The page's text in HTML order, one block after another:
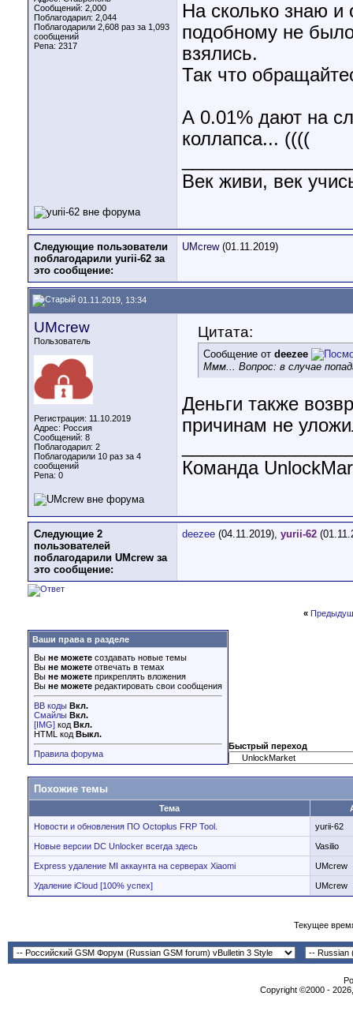
Сообщений: 2,000
Поблагодарил: 2,044
Поблагодарили 2,608 раз за 1,093
сообщений
Репа: 2317
На сколько знаю и
подобному не
взялись.
Так что
А 0.01% дают на
коллапса... ((((
Век живи, век
Следующие пользователи
поблагодарили yurii-62 за
это сообщение:
UMcrew(01.11.2019)
01.11.2019, 13:34
UMcrew
Пользователь
Регистрация: 11.10.2019
Адрес: Россия
Сообщений: 8
Поблагодарил: 2
Поблагодарили 10 раз за 4
сообщений
Репа: 0
Цитата:
Сообщение от deezee
Ммм... Вопрос: в случае
Деньги также
причинам не
Команда
Следующие 2
пользователей
поблагодарили UMcrew за
это сообщение:
deezee (04.11.2019), yurii-62
«
Ваши права в разделе
Вы не можете создавать новые темы
Вы не можете отвечать в темах
Вы не можете прикреплять вложения
Вы не можете редактировать свои сообщения
BB коды Вкл.
Смайлы Вкл.
[IMG] код Вкл.
HTML код Выкл.
Правила форума
Быстрый переход
Похожие темы
Тема
Новости и обновления ПО Octoplus FRP Tool.
yurii-62
Новые версии DC Unlocker всегда здесь Vasilio
Express удаление MI аккаунта на серверах Xiaomi UMcrew
Удаление iCloud [100% успех] UMcrew
Текущее
Copyright ©2000 -